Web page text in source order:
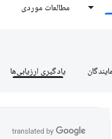
مطالعات موردی
یادگیری ارزیابی‌ها